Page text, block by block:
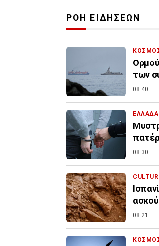
ΡΟΗ ΕΙΔΗΣΕΩΝ
των
08:40
ΕΛΛΑΔΑ
08:30
08:21